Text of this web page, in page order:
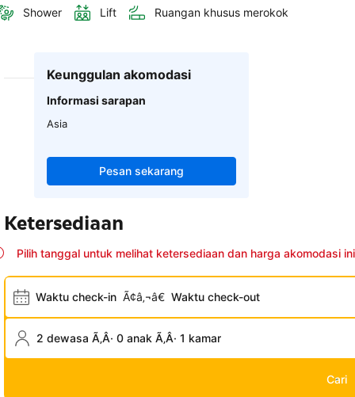
Shower Lift Ruangan khusus merokok
Keunggulan akomodasi
Informasi sarapan
Asia
Pesan sekarang
Ketersediaan
Pilih tanggal untuk melihat ketersediaan dan harga akomodasi ini
Waktu check-in Ã¢â‚¬â€ Waktu check-out
2 dewasa Ã‚Â· 0 anak Ã‚Â· 1 kamar
Cari